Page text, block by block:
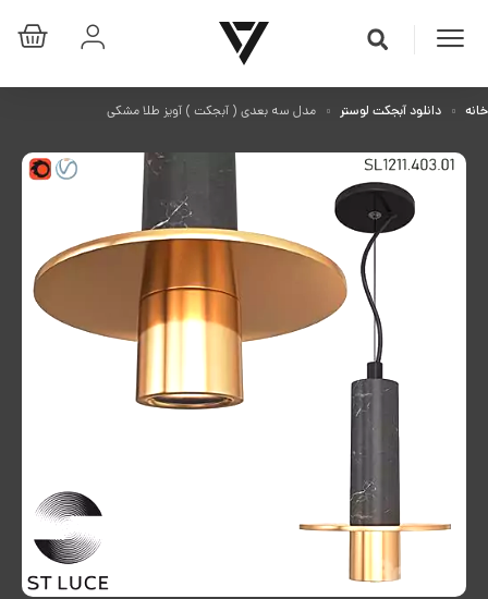
خانه دانلود آبجکت لوستر مدل سه بعدی ( آبجکت ) آویز طلا مشکی